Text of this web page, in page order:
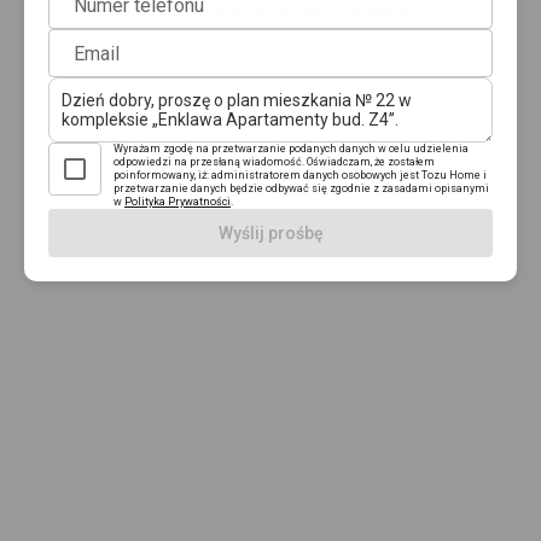
Numer telefonu
Email
Wyrażam zgodę na przetwarzanie podanych danych w celu udzielenia
odpowiedzi na przesłaną wiadomość. Oświadczam, że zostałem
poinformowany, iż: administratorem danych osobowych jest Tozu Home i
przetwarzanie danych będzie odbywać się zgodnie z zasadami opisanymi
w Polityka Prywatności
Wyślij prośbę
browser console for more information)